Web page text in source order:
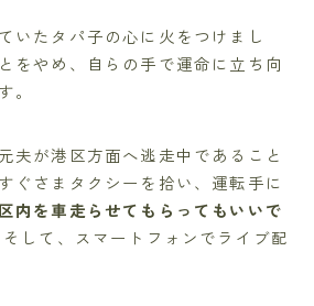
いたタパ子の心に火をつけまし
をやめ、自らの手で運命に立ち向
。
夫が港区方面へ逃走中であること
ぐさまタクシーを拾い、運転手に
内を車走らせてもらってもいいで
して、スマートフォンでライブ配